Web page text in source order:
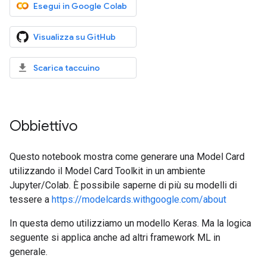
Esegui in Google Colab
Visualizza su GitHub
Scarica taccuino
Obbiettivo
Questo notebook mostra come generare una Model Card
utilizzando il Model Card Toolkit in un ambiente
Jupyter/Colab. È possibile saperne di più su modelli di
tessere a https://modelcards.withgoogle.com/about
In questa demo utilizziamo un modello Keras. Ma la logica
seguente si applica anche ad altri framework ML in
generale.